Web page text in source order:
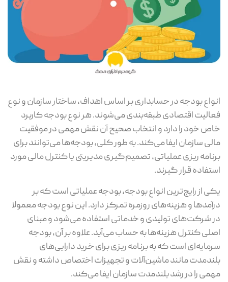
انواع بودجه در حسابداری بر اساس اهداف، ساختار سازمان و نوع
فعالیت اقتصادی طبقه‌بندی می‌شوند. هر نوع بودجه کاربرد
خاص خود را دارد و انتخاب صحیح آن نقش مهمی در موفقیت
مالی سازمان ایفا می‌کند. به‌ طور کلی، بودجه‌ها می‌توانند برای
برنامه‌ ریزی عملیاتی، تصمیم‌گیری مدیریتی یا کنترل مالی مورد
استفاده قرار گیرند.
یکی از رایج‌ترین انواع بودجه، بودجه عملیاتی است که بر
درآمدها و هزینه‌های روزمره تمرکز دارد. این نوع بودجه معمولا
در شرکت‌های تولیدی و خدماتی استفاده می‌شود و مبنای
اصلی کنترل هزینه‌ها به حساب می‌آید. علاوه بر آن، بودجه
سرمایه‌ای است که به برنامه‌ ریزی برای خرید دارایی‌های
بلندمدت مانند ماشین‌آلات و تجهیزات اختصاص داشته و نقش
مهمی را در رشد بلندمدت سازمان ایفا می‌کند.